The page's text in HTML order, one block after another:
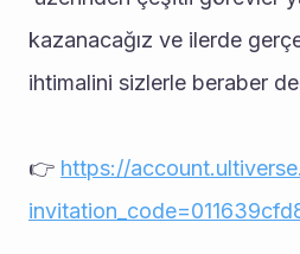
kazanacağız ve ilerde
ihtimalini sizlerle beraber
👉 https://